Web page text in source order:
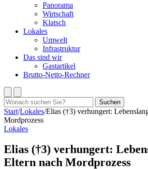
Panorama
Wirtschaft
Klatsch
Lokales
Umwelt
Infrastruktur
Das sind wir
Gastartikel
Brutto-Netto-Rechner
Suchen
nach:
Suchen
Start/Lokales/Elias (†3) verhungert:
Mordprozess
Lokales
Elias (†3) verhungert:
Eltern nach Mordprozess